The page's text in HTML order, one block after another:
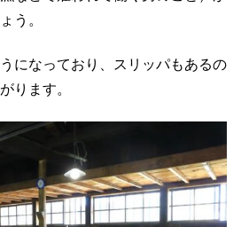
う。
になっており、スリッパもあるの
ります。